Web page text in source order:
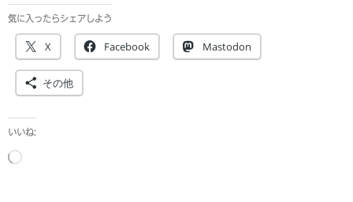
気に入ったらシェアしよう
X Facebook Mastodon
その他
いいね:
読